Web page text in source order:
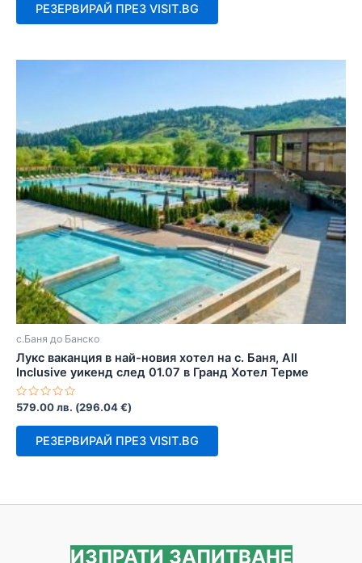
РЕЗЕРВИРАЙ ПРЕЗ VISIT.BG
с.Баня до Банско
Лукс ваканция в най-новия хотел на с. Баня, All
Inclusive уикенд след 01.07 в Гранд Хотел Терме
Оценено
0
579.00лв. (296.04€)
РЕЗЕРВИРАЙ ПРЕЗ VISIT.BG
ИЗПРАТИ ЗАПИТВАНЕ